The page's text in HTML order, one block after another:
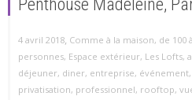
Penthouse Madeleine,
4 avril 2018, Comme à la maison, de 100
personnes, Espace extérieur, Les Lofts,
déjeuner, diner, entreprise, événement,
privatisation, professionnel, rooftop,